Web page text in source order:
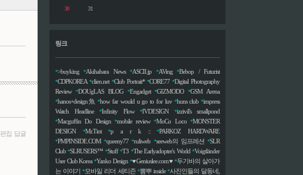
편집 답글
30 31
링크
*>buyking *Akihabara News *ASCII.jp *AVing *Bebop / Futurist
*CDPKOREA *clien.net *Club Portrait* *CORE77 *Digital Photography
Review
*DOUgLAS BLOG *Engadget *GIZMODO *GSM Arena
*hanos+design魚 *how far would u go to for luv *huns club *impress
Watch Headline
*Infinity Flow *IVDESIGN *izzivil's smallpond
*Macguffin Do Design *mobile review *MoCo Loco *MONSTER
DESIGN
*Mr.Tint *p a r k :: *PARKOZ HARDWARE
*PMPINSIDE.COM *queeny77 *ruliweb *seeweb의 임프레션 *SLR
Club *SLRUSERS™ *Stuff *T3 *The Earlyadopter's World *Voigtländer
User Club Korea *Yanko Design *♥Geniuslee.com♥ *두기바의 살아가
는 이야기 * 모바일 리더 세티즌 *뽐뿌 inside *사진인들의 달동네,